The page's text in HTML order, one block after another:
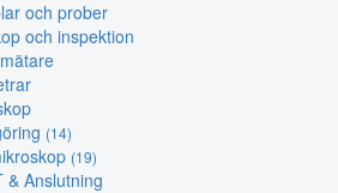
och prober
och inspektion
(14)
(19)
& Anslutning